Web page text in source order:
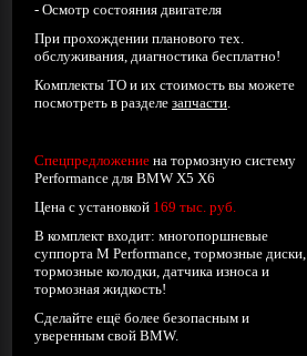
- Осмотр состояния двигателя
При прохождении планового тех.
обслуживания, диагностика бесплатно!
Комплекты ТО и их стоимость вы можете
посмотреть в разделе запчасти.
Спецпредложение на тормозную систему
Performance для BMW X5 X6
Цена с установкой 169 тыс. руб.
В комплект входит: многопоршневые
суппорта М Performance, тормозные диски,
тормозные колодки, датчика износа и
тормозная жидкость!
Сделайте ещё более безопасным и
уверенным свой BMW.